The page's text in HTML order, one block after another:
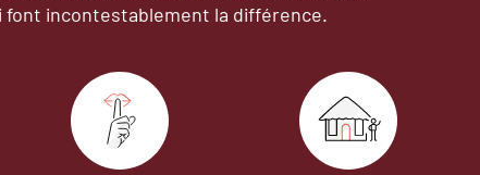
font incontestablement la différence.